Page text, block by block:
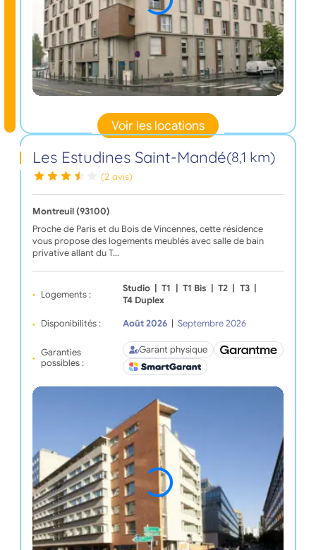
Voir les locations
Les Estudines Saint-Mandé(8,1 km)
(2 avis)
Montreuil (93100)
Proche de Paris et du Bois de Vincennes, cette résidence
vous propose des logements meublés avec salle de bain
privative allant du T…
Logements :
Studio T1 T1 Bis T2 T3
T4 Duplex
Disponibilités : Août 2026 Septembre 2026
Garanties
possibles :
Garant physique